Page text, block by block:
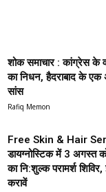
शोक समाचार : कांग्रेस के
का निधन, हैदराबाद के
सांस
Rafiq Memon
Free Skin & Hair
डायग्नोस्टिक में 3 अगस्त
का नि:शुल्क परामर्श
करावें